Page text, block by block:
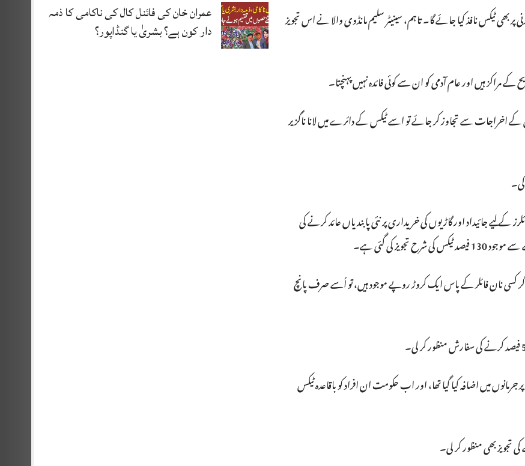
عمران خان کی فائنل کال کی ناکامی کا ذمہ
دار کون ہے؟ بشریٰ یا گنڈاپور؟
بھی ٹیکس نافذ کیا جائے گا۔ تاہم، سینیٹر سلیم مانڈوی والا نے اس تجویز
کے مراکز ہیں اور عام آدمی کو ان سے کوئی فائدہ نہیں پہنچتا۔
اخراجات سے تجاوز کر جائے تو اسے ٹیکس کے دائرے میں لانا ناگزیر
کے لیے جائیداد اور گاڑیوں کی خریداری پر نئی پابندیاں عائد کرنے کی
کی گئی ہے۔
اگر کسی نان فائلر کے پاس ایک کروڑ روپے موجود ہیں، تو اُسے صرف پانچ
جرمانوں میں اضافہ کیا گیا تھا، اور اب حکومت ان افراد کو باقاعدہ ٹیکس
تجویز بھی منظور کر لی۔